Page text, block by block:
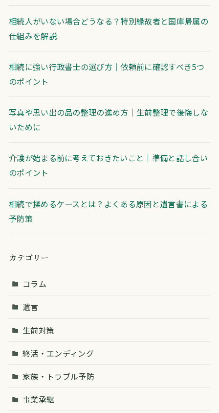
相続人がいない場合どうなる？特別縁故者と国庫帰属の
仕組みを解説
相続に強い行政書士の選び方｜依頼前に確認すべき5つ
のポイント
写真や思い出の品の整理の進め方｜生前整理で後悔しな
いために
介護が始まる前に考えておきたいこと｜準備と話し合い
のポイント
相続で揉めるケースとは？よくある原因と遺言書による
予防策
カテゴリー
コラム
遺言
生前対策
終活・エンディング
家族・トラブル予防
事業承継